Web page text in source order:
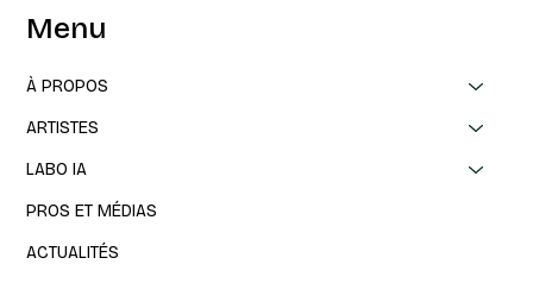
Menu
À PROPOS
ARTISTES
LABO IA
PROS ET MÉDIAS
ACTUALITÉS